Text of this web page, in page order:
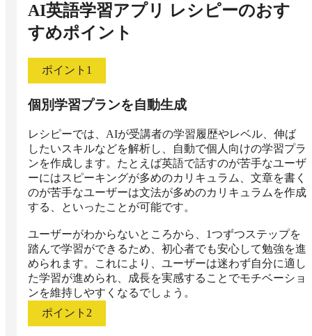
AI英語学習アプリ レシピーのおす
すめポイント
ポイント 1
個別学習プランを自動生成
レシピーでは、AIが受講者の学習履歴やレベル、伸ば
したいスキルなどを解析し、自動で個人向けの学習プラ
ンを作成します。たとえば英語で話すのが苦手なユーザ
ーにはスピーキングが多めのカリキュラム、文章を書く
のが苦手なユーザーは文法が多めのカリキュラムを作成
する、といったことが可能です。
ユーザーがわからないところから、1つずつステップを
踏んで学習ができるため、初心者でも安心して勉強を進
められます。これにより、ユーザーは迷わず自分に適し
た学習が進められ、成長を実感することでモチベーショ
ンを維持しやすくなるでしょう。
ポイント 2